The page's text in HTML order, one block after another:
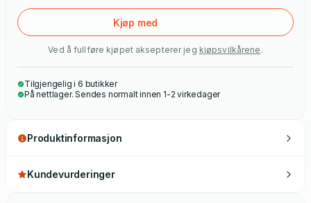
Kjøp med
Ved å fullføre kjøpet aksepterer jeg kjøpsvilkårene .
Tilgjengelig i 6 butikker
På nettlager. Sendes normalt innen 1-2 virkedager
Produktinformasjon
Kundevurderinger